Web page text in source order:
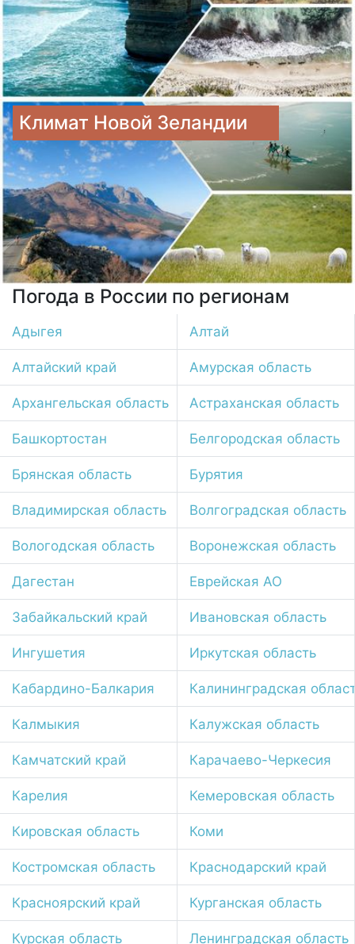
Климат Новой Зеландии
Погода в России по регионам
Адыгея Алтай
Алтайский край Амурская область
Архангельская область Астраханская область
Башкортостан Белгородская область
Брянская область Бурятия
Владимирская область Волгоградская область
Вологодская область Воронежская область
Дагестан Еврейская АО
Забайкальский край Ивановская область
Ингушетия Иркутская область
Кабардино-Балкария Калининградская
Калмыкия Калужская область
Камчатский край Карачаево-Черкесия
Карелия Кемеровская область
Кировская область Коми
Костромская область Краснодарский край
Красноярский край Курганская область
Курская область Ленинградская область